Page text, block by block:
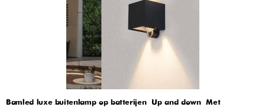
Bamled luxe buitenlamp op batterijen – Up and down – Met